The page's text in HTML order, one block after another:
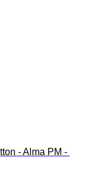
- Alma PM -